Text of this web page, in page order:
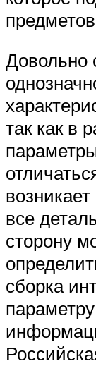
Довольно
так как в
все
сторону
сборка